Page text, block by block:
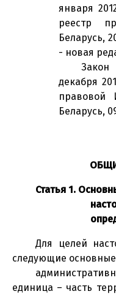
января
реестр
Беларусь,
- новая
Закон
декабря
правовой
Беларусь,
Статья 1.
Для целей
следующие
единица – часть